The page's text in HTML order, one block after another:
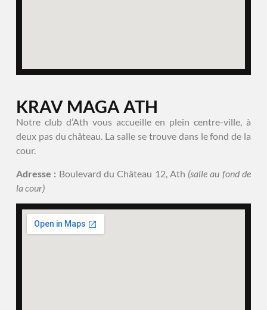
KRAV MAGA ATH
Notre club d’Ath vous accueille en plein centre-ville, à
deux pas du château. La salle se trouve dans le fond de la
cour.
Adresse : Boulevard du Château 12, Ath (salle au fond de
la cour)